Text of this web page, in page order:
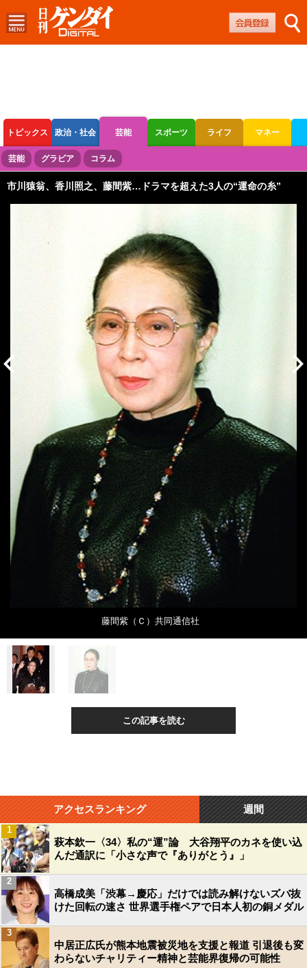
トピックス 政治・社会 芸能 スポーツ ライフ マネー
ボートレース 競輪 オートレース
芸能 グラビア コラム
市川猿翁、香川照之、藤間紫…ドラマを超えた3人の“運命の糸”
藤間紫（Ｃ）共同通信社
この記事を読む
アクセスランキング 週間
萩本欽一〈34〉私の“運”論 大谷翔平のカネを使い込
んだ通訳に「小さな声で『ありがとう』」
1
高橋成美「渋幕→慶応」だけでは読み解けないズバ抜
けた回転の速さ 世界選手権ペアで日本人初の銅メダル
2
中居正広氏が熊本地震被災地を支援と報道 引退後も変
わらないチャリティー精神と芸能界復帰の可能性
3